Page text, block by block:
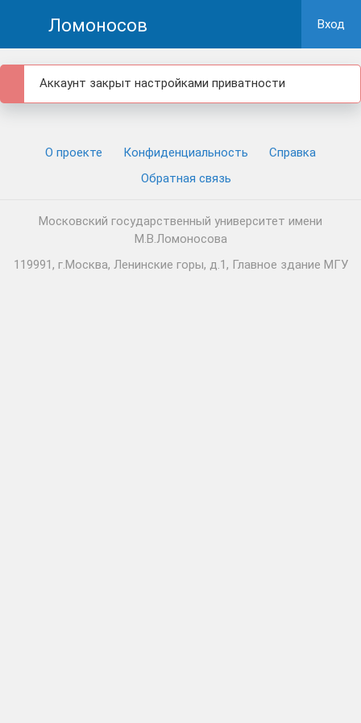
Ломоносов Вход
Аккаунт закрыт настройками приватности
О проекте Конфиденциальность
Cправка
Обратная связь
Московский государственный университет имени
М.В.Ломоносова
119991, г.Москва, Ленинские горы, д.1, Главное здание МГУ